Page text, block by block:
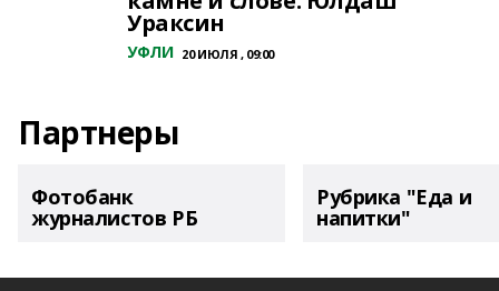
Ураксин
УФЛИ 20 ИЮЛЯ , 09:00
Партнеры
Фотобанк
журналистов РБ
Рубрика "Еда и
напитки"